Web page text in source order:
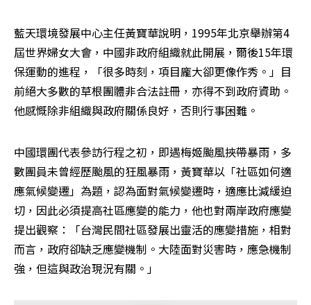
藍天環境發展中心主任黃寶華說明，1995年北京舉辦第4
屆世界婦女大會，中國非政府組織就此開展，爾後15年環
保運動的進程，「很多時刻，項目龐大卻更像作秀。」目
前絕大多數的草根團體非合法註冊，亦得不到政府資助。
他感慨除非組織與政府關係良好，否則行事困難。
中國環團代表參訪行程之初，即遇梅姬颱風挾帶暴雨，多
數團員未曾經歷颱風的狂風暴雨，黃寶華以「社區如何適
應氣候變遷」為題，認為面對氣候變遷時，適應比減緩迫
切，因此必須提高社區應變的能力，他也對兩岸政府應變
提出觀察：「台灣民間社區發展出靈活的應變措施，相對
而言，政府卻缺乏應變機制。大陸面對災害時，應急機制
強，但這與政治現況有關。」